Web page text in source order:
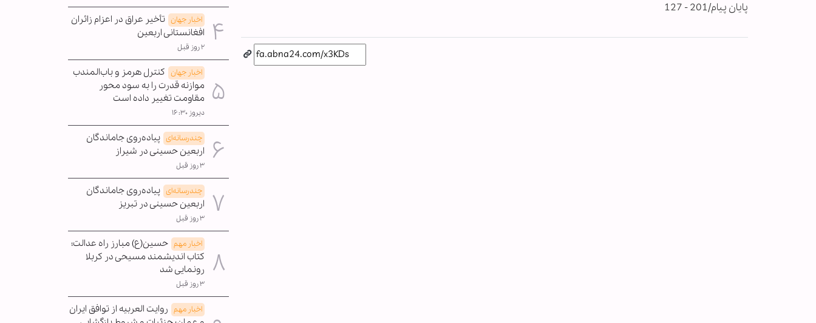
پایان پیام/201 - 127
اخبار جهان تأخیر عراق در اعزام زائران
افغانستانی اربعین
۲ روز قبل
اخبار جهان کنترل هرمز و باب‌المندب
موازنه قدرت را به سود محور
مقاومت تغییر داده است
دیروز ۱۶:۳۰
چندرسانه‌ای پیاده‌روی جاماندگان
اربعین حسینی در شیراز
۳ روز قبل
چندرسانه‌ای پیاده‌روی جاماندگان
اربعین حسینی در تبریز
۳ روز قبل
اخبار مهم حسین(ع) مبارز راه عدالت؛
کتاب اندیشمند مسیحی در کربلا
رونمایی شد
۳ روز قبل
اخبار مهم روایت العربیه از توافق ایران